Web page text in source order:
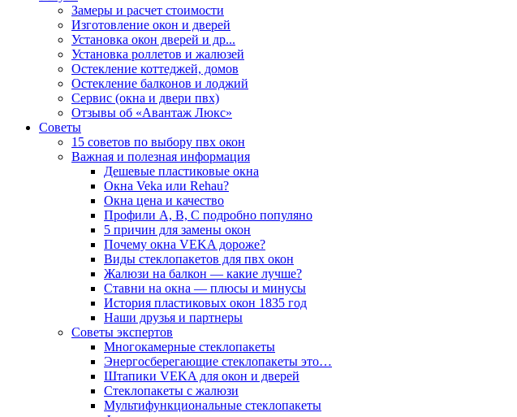
Замеры и расчет стоимости
Изготовление окон и дверей
Установка окон дверей и др...
Установка роллетов и жалюзей
Остекление коттеджей, домов
Остекление балконов и лоджий
Сервис (окна и двери пвх)
Отзывы об «Авантаж Люкс»
Советы
15 советов по выбору пвх окон
Важная и полезная информация
Дешевые пластиковые окна
Окна Veka или Rehau?
Окна цена и качество
Профили А, В, С подробно популяно
5 причин для замены окон
Почему окна VEKA дороже?
Виды стеклопакетов для пвх окон
Жалюзи на балкон — какие лучше?
Ставни на окна — плюсы и минусы
История пластиковых окон 1835 год
Наши друзья и партнеры
Советы экспертов
Многокамерные стеклопакеты
Энергосберегающие стеклопакеты это…
Штапики VEKA для окон и дверей
Стеклопакеты с жалюзи
Мультифункциональные стеклопакеты